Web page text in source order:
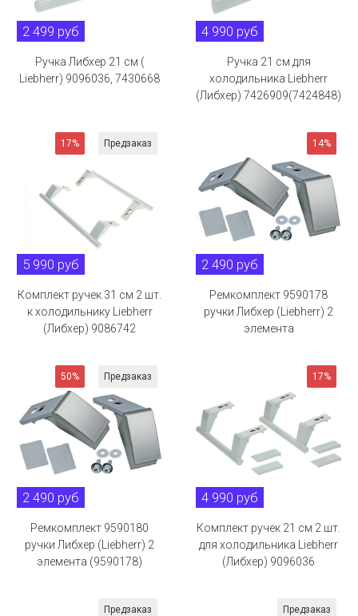
2 499 руб
Ручка Либхер 21 см (
Liebherr) 9096036, 7430668
4 990 руб
Ручка 21 см для
холодильника Liebherr
(Либхер) 7426909(7424848)
17% Предзаказ
5 990 руб
Комплект ручек 31 см 2 шт.
к холодильнику Liebherr
(Либхер) 9086742
14%
2 490 руб
Ремкомплект 9590178
ручки Либхер (Liebherr) 2
элемента
50% Предзаказ
2 490 руб
Ремкомплект 9590180
ручки Либхер (Liebherr) 2
элемента (9590178)
17%
4 990 руб
Комплект ручек 21 см 2 шт.
для холодильника Liebherr
(Либхер) 9096036
Предзаказ Предзаказ